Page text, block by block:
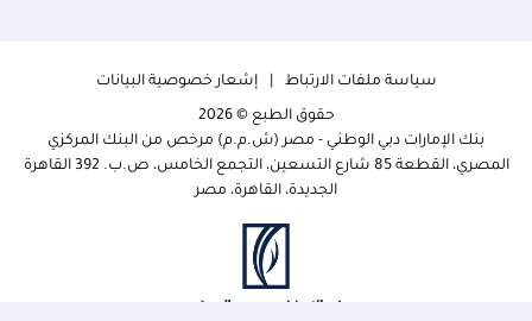
سياسة ملفات الارتباط إشعار خصوصية البيانات
حقوق الطبع © 2026
بنك الإمارات دبي الوطني - مصر (ش.م.م) مرخص من البنك المركزي
المصري، القطعة 85 شارع التسعين، التجمع الخامس، ص.ب. 392 القاهرة
الجديدة، القاهرة، مصر